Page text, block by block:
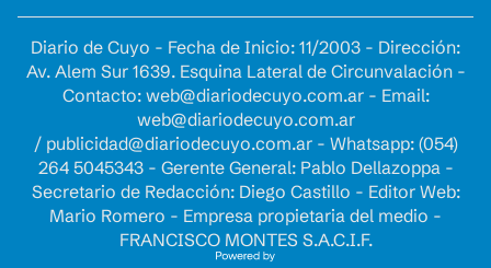
Diario de Cuyo - Fecha de Inicio: 11/2003 - Dirección:
Av. Alem Sur 1639. Esquina Lateral de Circunvalación -
Contacto: web@diariodecuyo.com.ar- Email:
web@diariodecuyo.com.ar
/ publicidad@diariodecuyo.com.ar- Whatsapp: (054)
264 5045343 - Gerente General: Pablo Dellazoppa -
Secretario de Redacción: Diego Castillo - Editor Web:
Mario Romero - Empresa propietaria del medio -
FRANCISCO MONTES S.A.C.I.F.